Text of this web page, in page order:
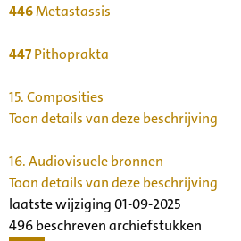
446Metastassis
447Pithoprakta
15.Composities
Toon details van deze beschrijving
16.Audiovisuele bronnen
Toon details van deze beschrijving
laatste wijziging 01-09-2025
496 beschreven archiefstukken